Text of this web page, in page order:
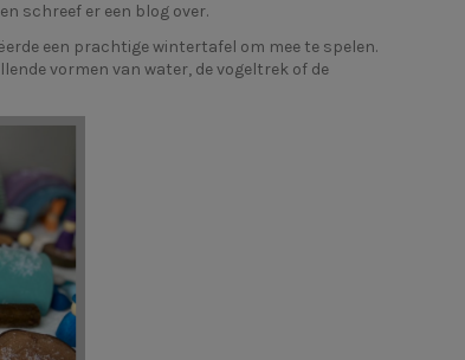
schreef er een blog over.
een prachtige wintertafel om mee te spelen.
vormen van water, de vogeltrek of de